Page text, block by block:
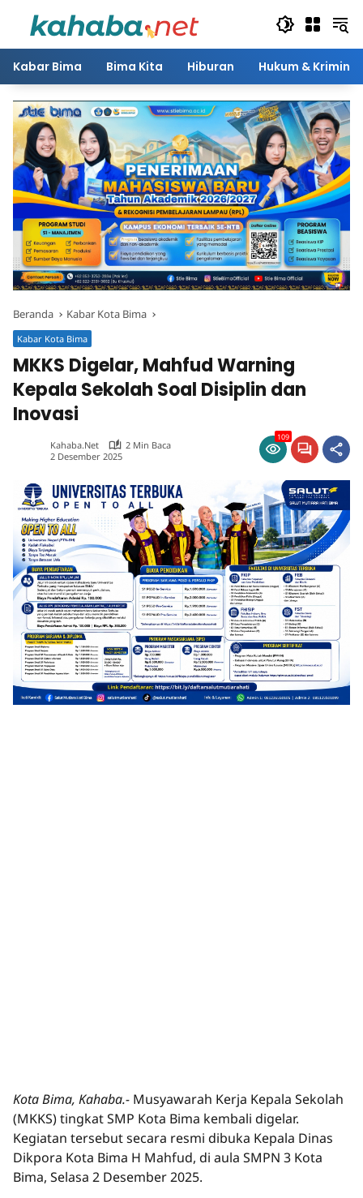
Kabar Bima Bima Kita Hiburan Hukum & Kriminal
Beranda Kabar Kota Bima
Kabar Kota Bima
MKKS Digelar, Mahfud Warning
Kepala Sekolah Soal Disiplin dan
Inovasi
Kahaba.net
2 Min Baca
2 Desember 2025
109
Kota Bima, Kahaba.- Musyawarah Kerja Kepala Sekolah
(MKKS) tingkat SMP Kota Bima kembali digelar.
Kegiatan tersebut secara resmi dibuka Kepala Dinas
Dikpora Kota Bima H Mahfud, di aula SMPN 3 Kota
Bima, Selasa 2 Desember 2025.